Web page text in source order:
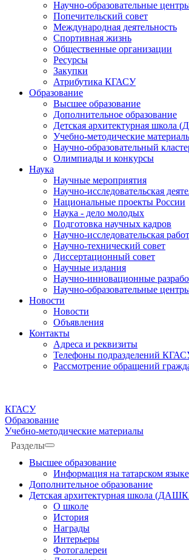
Научно-образовательные
Попечительский совет
Международная деятельность
Спортивная жизнь
Общественные организации
Ресурсы
Закупки
Атрибутика КГАСУ
Образование
Высшее образование
Дополнительное образование
Детская архитектурная
Учебно-методические
Научно-образовательный
Олимпиады и конкурсы
Наука
Научные мероприятия
Научно-исследовательская
Национальные проекты России
Наука - дело молодых
Подготовка научных кадров
Научно-исследовательская
Научно-технический совет
Диссертационный совет
Научные издания
Научно-инновационные
Научно-образовательные
Новости
Новости
Объявления
Контакты
Адреса и реквизиты
Телефоны подразделений
Рассмотрение обращений
КГАСУ
Образование
Учебно-методические материалы
Разделы
Высшее образование
Информация на татарском языке
Дополнительное образование
Детская архитектурная школа
О школе
История
Награды
Интерьеры
Фотогалереи